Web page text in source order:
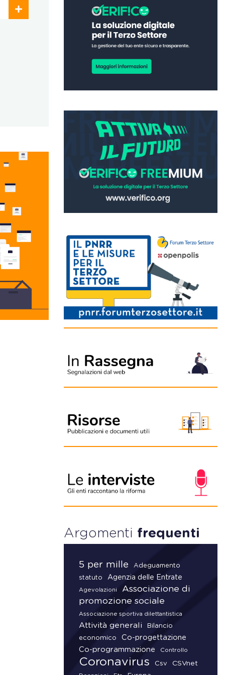
Argomenti frequenti
5 per mille
Adeguamento
statuto
Agenzia delle Entrate
Agevolazioni
Associazione di
promozione sociale
Associazione sportiva dilettantistica
Attività generali
Bilancio
economico
Co-progettazione
Co-programmazione
Controllo
Coronavirus Csv CSVnet